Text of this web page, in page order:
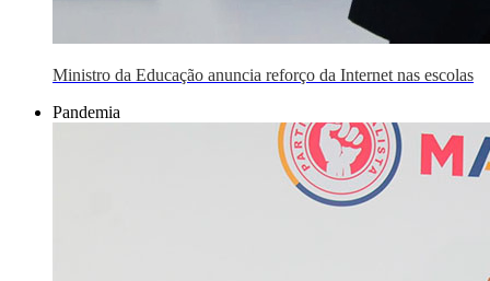
Ministro da Educação anuncia reforço da Internet nas escolas
Pandemia